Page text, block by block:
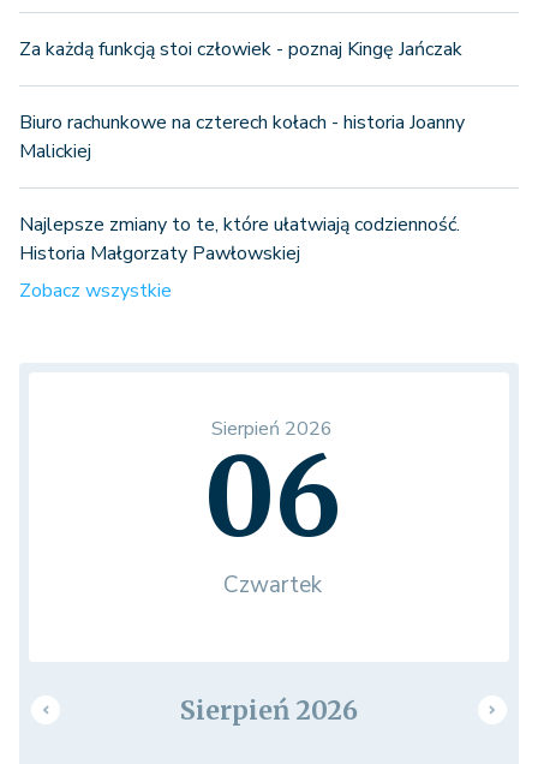
Za każdą funkcją stoi człowiek - poznaj Kingę Jańczak
Biuro rachunkowe na czterech kołach - historia Joanny
Malickiej
Najlepsze zmiany to te, które ułatwiają codzienność.
Historia Małgorzaty Pawłowskiej
Zobacz wszystkie
Sierpień 2026
06
Czwartek
Sierpień 2026